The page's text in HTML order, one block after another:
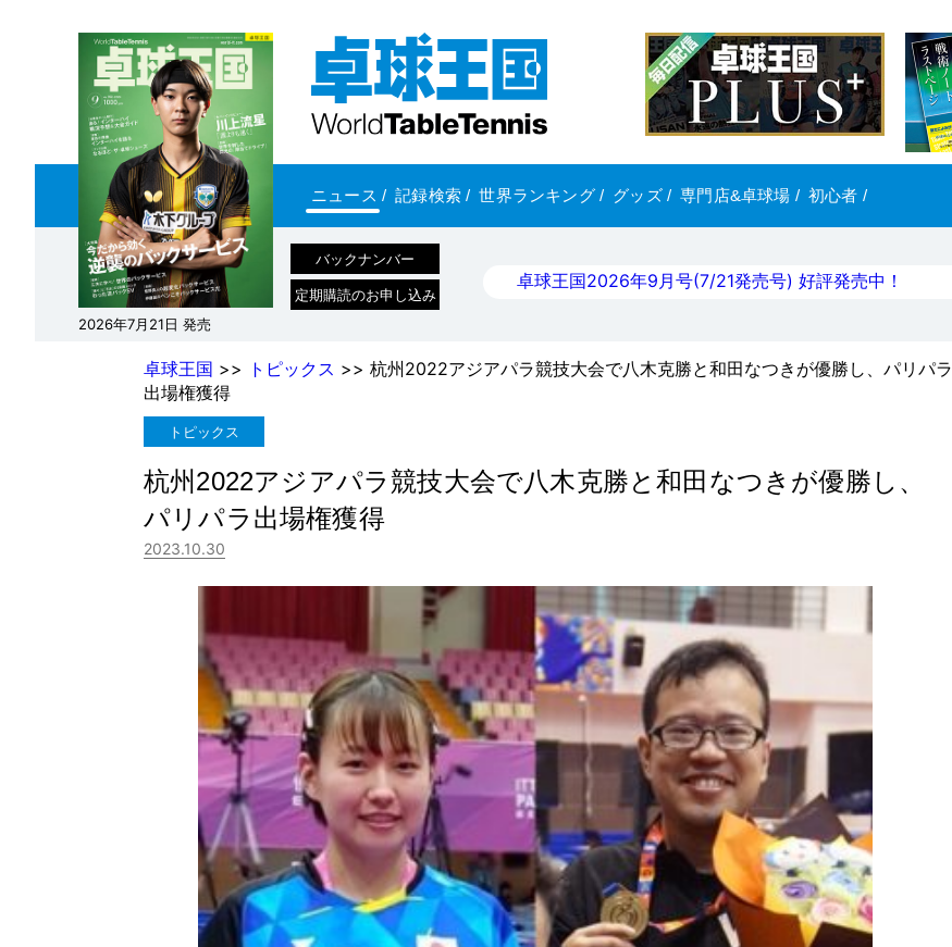
ニュース / 記録検索 / 世界ランキング/ グッズ/ 専門店&卓球場 / 初心者 /
2026年7月21日 発売
バックナンバー
定期購読のお申し込み
卓球王国2026年9月号(7/21発売号) 好評発売中！
卓球王国 >> トピックス >> 杭州2022アジアパラ競技大会で八木克勝と和田なつきが優勝し、パリパラ
出場権獲得
トピックス
杭州2022アジアパラ競技大会で八木克勝と和田なつきが優勝し、
パリパラ出場権獲得
2023.10.30